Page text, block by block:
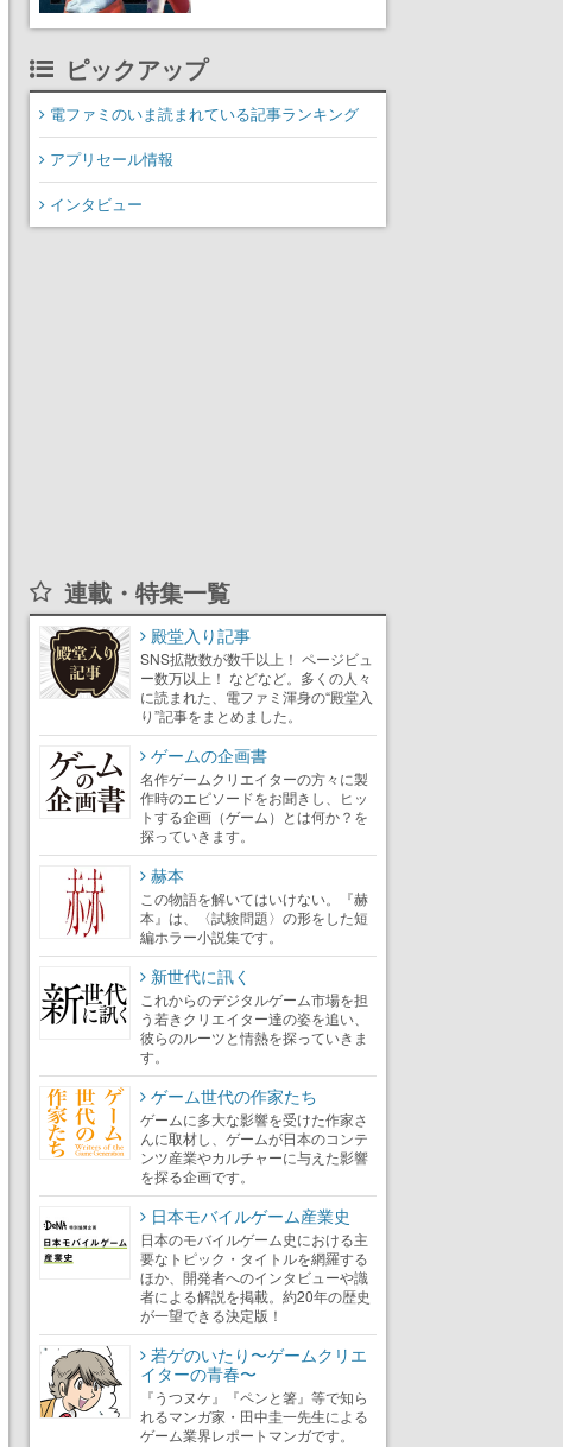
の円谷特撮も30作品以上
ピックアップ
電ファミのいま読まれている記事ランキング
アプリセール情報
インタビュー
連載・特集一覧
殿堂入り記事
SNS拡散数が数千以上！ ページビュ
ー数万以上！ などなど。多くの人々
に読まれた、電ファミ渾身の“殿堂入
り”記事をまとめました。
ゲームの企画書
名作ゲームクリエイターの方々に製
作時のエピソードをお聞きし、ヒッ
トする企画（ゲーム）とは何か？を
探っていきます。
赫本
この物語を解いてはいけない。『赫
本』は、〈試験問題〉の形をした短
編ホラー小説集です。
新世代に訊く
これからのデジタルゲーム市場を担
う若きクリエイター達の姿を追い、
彼らのルーツと情熱を探っていきま
す。
ゲーム世代の作家たち
ゲームに多大な影響を受けた作家さ
んに取材し、ゲームが日本のコンテ
ンツ産業やカルチャーに与えた影響
を探る企画です。
日本モバイルゲーム産業史
日本のモバイルゲーム史における主
要なトピック・タイトルを網羅する
ほか、開発者へのインタビューや識
者による解説を掲載。約20年の歴史
が一望できる決定版！
若ゲのいたり〜ゲームクリエ
イターの青春〜
『うつヌケ』『ペンと箸』等で知ら
れるマンガ家・田中圭一先生による
ゲーム業界レポートマンガです。